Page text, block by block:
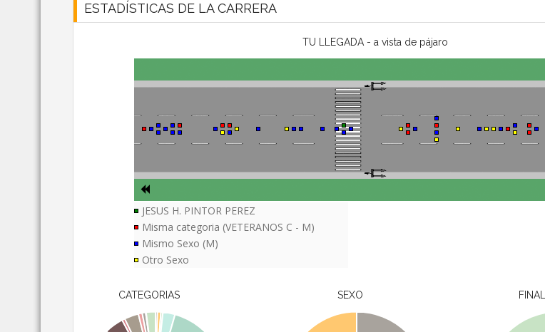
ESTADÍSTICAS DE LA CARRERA
TU LLEGADA - a vista de pájaro
JESUS H. PINTOR PEREZ
Misma categoria (VETERANOS C - M)
Mismo Sexo (M)
Otro Sexo
CATEGORIAS SEXO